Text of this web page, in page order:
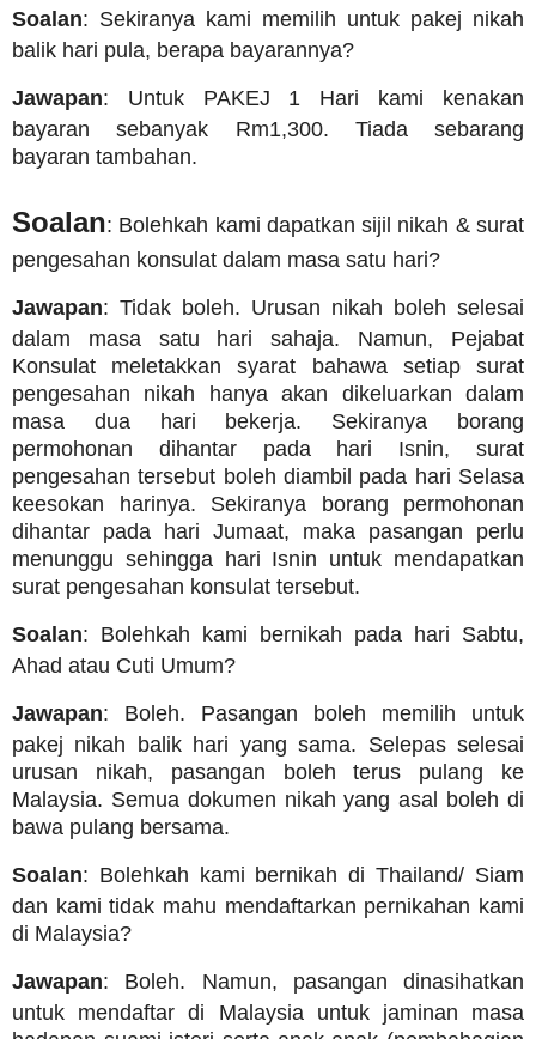
Soalan: Sekiranya kami memilih untuk pakej nikah
balik hari pula, berapa bayarannya?
Jawapan: Untuk PAKEJ 1 Hari kami kenakan
bayaran sebanyak Rm1,300. Tiada sebarang
bayaran tambahan.
Soalan: Bolehkah kami dapatkan sijil nikah & surat
pengesahan konsulat dalam masa satu hari?
Jawapan: Tidak boleh. Urusan nikah boleh selesai
dalam masa satu hari sahaja. Namun, Pejabat
Konsulat meletakkan syarat bahawa setiap surat
pengesahan nikah hanya akan dikeluarkan dalam
masa dua hari bekerja. Sekiranya borang
permohonan dihantar pada hari Isnin, surat
pengesahan tersebut boleh diambil pada hari Selasa
keesokan harinya. Sekiranya borang permohonan
dihantar pada hari Jumaat, maka pasangan perlu
menunggu sehingga hari Isnin untuk mendapatkan
surat pengesahan konsulat tersebut.
Soalan: Bolehkah kami bernikah pada hari Sabtu,
Ahad atau Cuti Umum?
Jawapan: Boleh. Pasangan boleh memilih untuk
pakej nikah balik hari yang sama. Selepas selesai
urusan nikah, pasangan boleh terus pulang ke
Malaysia. Semua dokumen nikah yang asal boleh di
bawa pulang bersama.
Soalan: Bolehkah kami bernikah di Thailand/ Siam
dan kami tidak mahu mendaftarkan pernikahan kami
di Malaysia?
Jawapan: Boleh. Namun, pasangan dinasihatkan
untuk mendaftar di Malaysia untuk jaminan masa